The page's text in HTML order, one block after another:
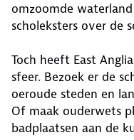
omzoomde
scholeksters over de
Toch heeft East
sfeer. Bezoek er de
oeroude steden en
Of maak ouderwets
badplaatsen aan de